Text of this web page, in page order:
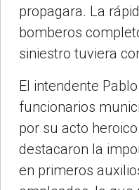
propagara. La
bomberos
siniestro tuviera
El intendente
funcionarios
por su acto
destacaron la
en primeros